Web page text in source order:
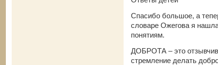
Спасибо большое, а
словаре Ожегова я
понятиям.
ДОБРОТА – это
стремление делать